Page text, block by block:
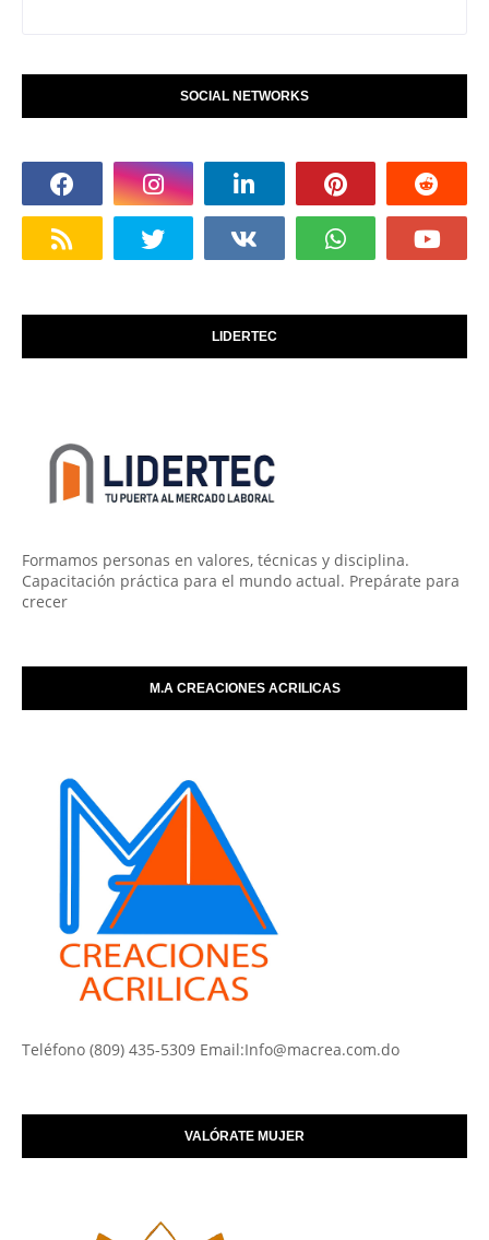
SOCIAL NETWORKS
LIDERTEC
Formamos personas en valores, técnicas y disciplina.
Capacitación práctica para el mundo actual. Prepárate para
crecer
M.A CREACIONES ACRILICAS
Teléfono (809) 435-5309 Email:Info@macrea.com.do
VALÓRATE MUJER